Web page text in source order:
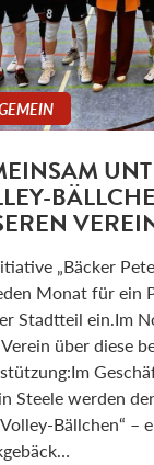
„Bäcker
Monat für ein
Stadtteil ein.Im
über diese
Steele werden
Bällchen“ –